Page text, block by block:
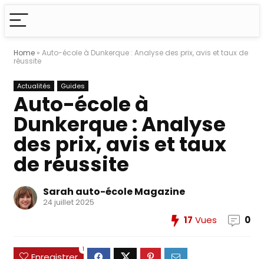
Home » Auto-école à Dunkerque : Analyse des prix, avis et taux de
réussite
Actualités Guides
Auto-école à
Dunkerque : Analyse
des prix, avis et taux
de réussite
Sarah auto-école Magazine
24 juillet 2025
17 Vues 0
1